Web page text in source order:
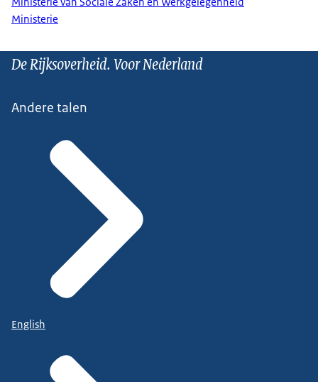
Ministerie
De Rijksoverheid. Voor Nederland
Andere talen
English